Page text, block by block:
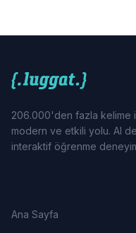
206.000'den fazla kelime
modern ve etkili yolu. AI
interaktif öğrenme
Ana Sayfa